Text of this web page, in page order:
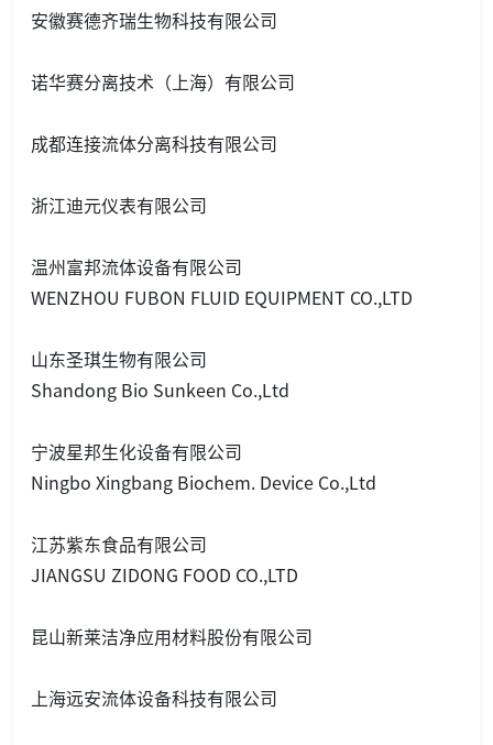
安徽赛德齐瑞生物科技有限公司
诺华赛分离技术（上海）有限公司
成都连接流体分离科技有限公司
浙江迪元仪表有限公司
温州富邦流体设备有限公司
WENZHOU FUBON FLUID EQUIPMENT CO.,LTD
山东圣琪生物有限公司
Shandong Bio Sunkeen Co.,Ltd
宁波星邦生化设备有限公司
Ningbo Xingbang Biochem. Device Co.,Ltd
江苏紫东食品有限公司
JIANGSU ZIDONG FOOD CO.,LTD
昆山新莱洁净应用材料股份有限公司
上海远安流体设备科技有限公司